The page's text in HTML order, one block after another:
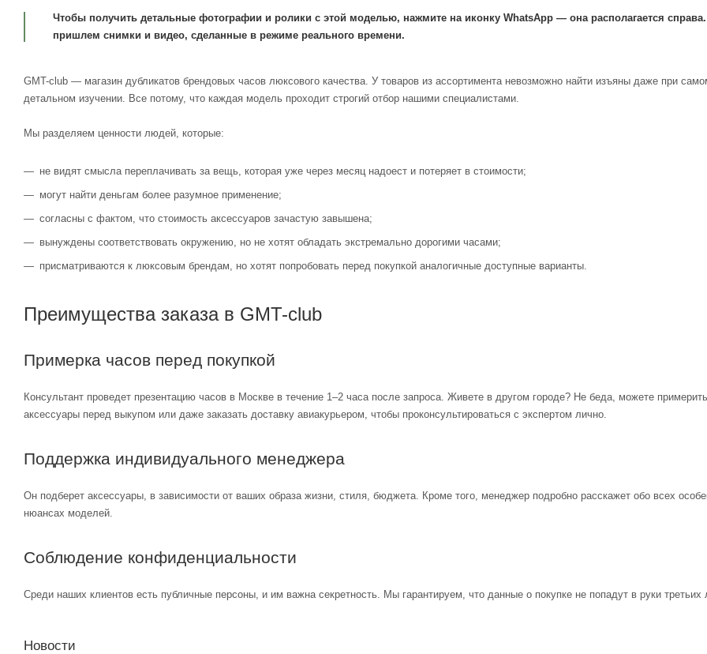
Чтобы получить детальные фотографии и ролики с этой моделью, нажмите на иконку WhatsApp — она располагается
пришлем снимки и видео, сделанные в режиме реального времени.
GMT-club — магазин дубликатов брендовых часов люксового качества. У товаров из ассортимента невозможно найти изъяны даже при
детальном изучении. Все потому, что каждая модель проходит строгий отбор нашими специалистами.
Мы разделяем ценности людей, которые:
не видят смысла переплачивать за вещь, которая уже через месяц надоест и потеряет в стоимости;
могут найти деньгам более разумное применение;
согласны с фактом, что стоимость аксессуаров зачастую завышена;
вынуждены соответствовать окружению, но не хотят обладать экстремально дорогими часами;
присматриваются к люксовым брендам, но хотят попробовать перед покупкой аналогичные доступные варианты.
Преимущества заказа в GMT-club
Примерка часов перед покупкой
Консультант проведет презентацию часов в Москве в течение 1–2 часа после запроса. Живете в другом городе? Не беда, можете примерить
аксессуары перед выкупом или даже заказать доставку авиакурьером, чтобы проконсультироваться с экспертом лично.
Поддержка индивидуального менеджера
Он подберет аксессуары, в зависимости от ваших образа жизни, стиля, бюджета. Кроме того, менеджер подробно расскажет обо всех
нюансах моделей.
Соблюдение конфиденциальности
Среди наших клиентов есть публичные персоны, и им важна секретность. Мы гарантируем, что данные о покупке не попадут в руки третьих
Новости